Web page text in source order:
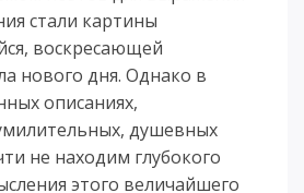
стали картины
воскресающей
нового дня. Однако в
описаниях,
душевных
не находим глубокого
этого величайшего